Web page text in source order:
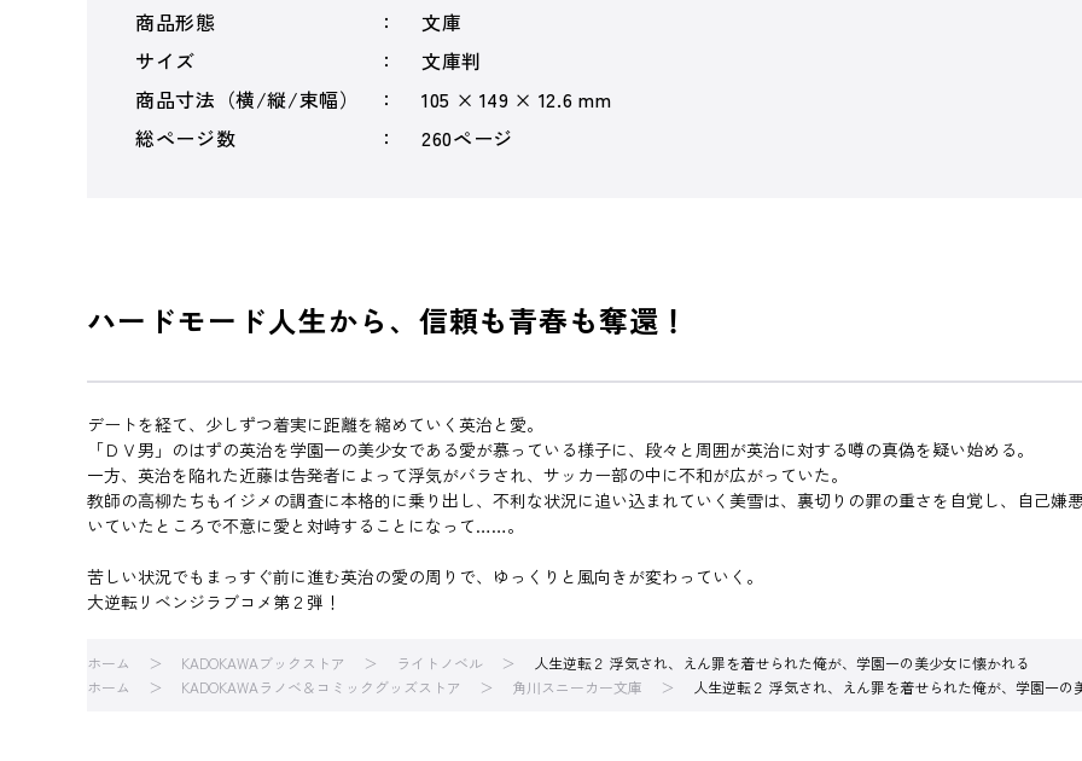
商品形態
文庫
サイズ
文庫判
商品寸法（横/縦/束幅）
105 × 149 × 12.6 mm
総ページ数
260ページ
ハードモード人生から、信頼も青春も奪還！
デートを経て、少しずつ着実に距離を縮めていく英治と愛。
「ＤＶ男」のはずの英治を学園一の美少女である愛が慕っている様子に、段々と周囲が英治に対する噂の真偽を疑い始める。
一方、英治を陥れた近藤は告発者によって浮気がバラされ、サッカー部の中に不和が広がっていた。
教師の高柳たちもイジメの調査に本格的に乗り出し、不利な状況に追い込まれていく美雪は、裏切りの罪の重さを自覚し、自己嫌
いていたところで不意に愛と対峙することになって……。
苦しい状況でもまっすぐ前に進む英治の愛の周りで、ゆっくりと風向きが変わっていく。
大逆転リベンジラブコメ第２弾！
ホーム KADOKAWAブックストア ライトノベル
人生逆転２ 浮気され、えん罪を着せられた俺が、学園一の美少女に懐かれる
ホーム
KADOKAWAラノベ＆コミックグッズストア 角川スニーカー文庫 人生逆転２ 浮気され、えん罪を着せられた俺が、学園一の